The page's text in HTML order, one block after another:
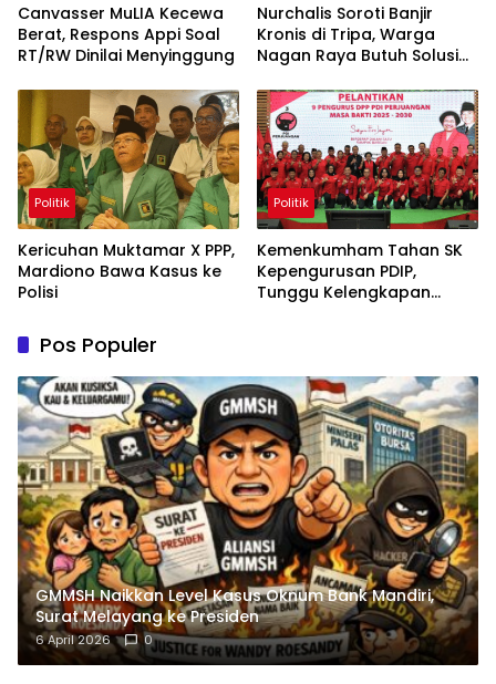
Canvasser MuLIA Kecewa
Berat, Respons Appi Soal
RT/RW Dinilai Menyinggung
Nurchalis Soroti Banjir
Kronis di Tripa, Warga
Nagan Raya Butuh Solusi
Politik
Kericuhan Muktamar X PPP,
Mardiono Bawa Kasus ke
Polisi
Politik
Kemenkumham Tahan SK
Kepengurusan PDIP,
Tunggu Kelengkapan
Pos Populer
GMMSH Naikkan Level Kasus Oknum Bank Mandiri,
Surat Melayang ke Presiden
6 April 2026 0